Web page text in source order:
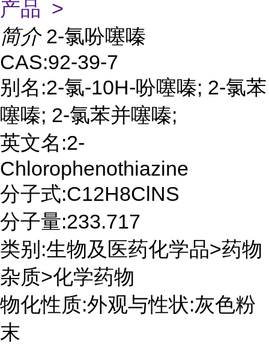
产品 >
简介 2-氯吩噻嗪
CAS:92-39-7
别名:2-氯-10H-吩噻嗪; 2-氯苯
噻嗪; 2-氯苯并噻嗪;
英文名:2-
Chlorophenothiazine
分子式:C12H8ClNS
分子量:233.717
类别:生物及医药化学品>药物
杂质>化学药物
物化性质:外观与性状:灰色粉
末